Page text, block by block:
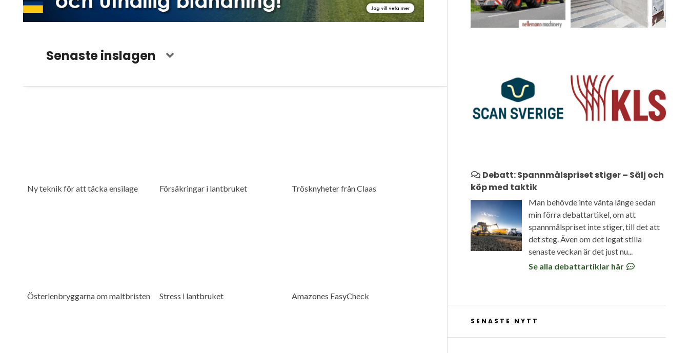
Senaste inslagen
Ny teknik för att täcka ensilage Försäkringar i lantbruket Trösknyheter från Claas
Österlenbryggarna om maltbristen Stress i lantbruket Amazones EasyCheck
Debatt: Spannmålspriset stiger – Sälj och
köp med taktik
Man behövde inte vänta länge sedan
min förra debattartikel, om att
spannmålspriset inte stiger, till det att
det steg. Även om det legat stilla
senaste veckan är det just nu...
Se alla debattartiklar här
SENASTE NYTT